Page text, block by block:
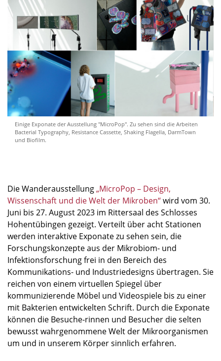
Einige Exponate der Ausstellung "MicroPop". Zu sehen sind die Arbeiten
Bacterial Typography, Resistance Cassette, Shaking Flagella, DarmTown
und Biofilm.
Die Wanderausstellung„MicroPop – Design,
Wissenschaft und die Welt der Mikroben“wird vom 30.
Juni bis 27. August 2023 im Rittersaal des Schlosses
Hohentübingen gezeigt. Verteilt über acht Stationen
werden interaktive Exponate zu sehen sein, die
Forschungskonzepte aus der Mikrobiom- und
Infektionsforschung frei in den Bereich des
Kommunikations- und Industriedesigns übertragen. Sie
reichen von einem virtuellen Spiegel über
kommunizierende Möbel und Videospiele bis zu einer
mit Bakterien entwickelten Schrift. Durch die Exponate
können die Besuche-rinnen und Besucher die selten
bewusst wahrgenommene Welt der Mikroorganismen
um und in unserem Körper sinnlich erfahren.